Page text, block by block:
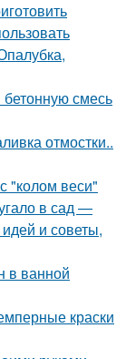
смесь
отмостки..
"колом веси"
в сад —
и советы,
в ванной
краски